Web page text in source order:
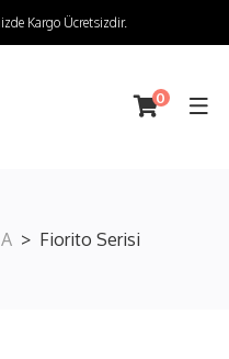
Kargo Ücretsizdir.
0
Fiorito Serisi